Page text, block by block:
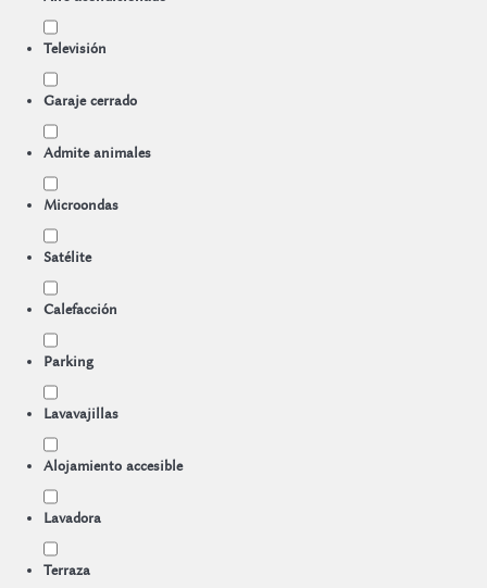
Televisión
Garaje cerrado
Admite animales
Microondas
Satélite
Calefacción
Parking
Lavavajillas
Alojamiento accesible
Lavadora
Terraza